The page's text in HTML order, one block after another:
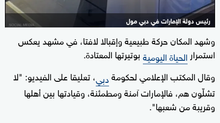
رئيس دولة الإمارات في دبي مول
وشهد المكان حركة طبيعية وإقبالا لافتا، في مشهد يعكس
استمرار الحياة اليوميةبوتيرتها المعتادة.
وقال المكتب الإعلامي لحكومةدبي، تعليقا على الفيديو: "لا
تشلّون هم، فالإمارات آمنة ومطمئنة، وقيادتها بين أهلها
وقريبة من شعبها".